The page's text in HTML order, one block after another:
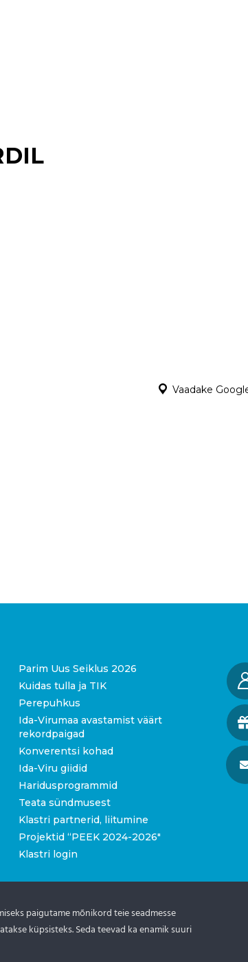
Vaadake
Parim Uus Seiklus 2026
Kuidas tulla ja TIK
Perepuhkus
Ida-Virumaa avastamist väärt
rekordpaigad
Konverentsi kohad
Ida-Viru giidid
Haridusprogrammid
Teata sündmusest
Klastri partnerid, liitumine
Projektid “PEEK 2024-2026″
Klastri login
paigutame mõnikord teie seadmesse
küpsisteks. Seda teevad ka enamik suuri